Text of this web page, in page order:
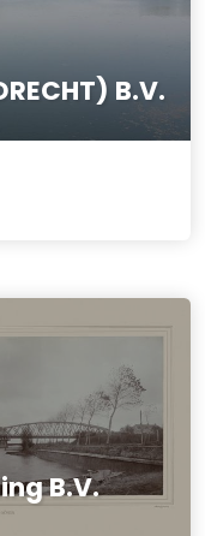
B.V.
B.V.